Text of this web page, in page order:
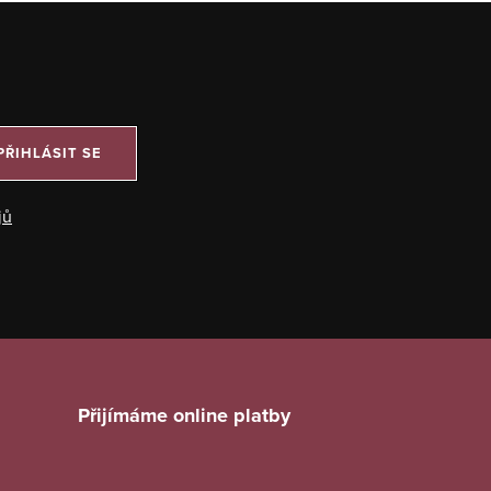
SE
Přijímáme online platby